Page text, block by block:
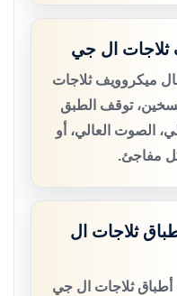
ثلاجات ال جي
ميكروويف ثلاجات
توقف الطبق
الصوت العالي، أو
مفاجئ.
ثلاجات ال
أطباق ثلاجات ال جي